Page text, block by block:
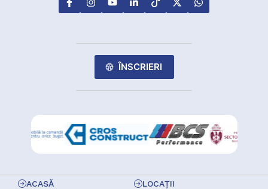
ÎNSCRIERI
ACASĂ LOCAȚII